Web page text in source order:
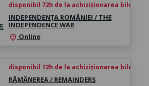
disponibil 72h de la achiziționarea biletului
INDEPENDENȚA ROMÂNIEI / THE
INDEPENDENCE WAR
location_on Online
disponibil 72h de la achiziționarea biletului
RĂMÂNEREA / REMAINDERS